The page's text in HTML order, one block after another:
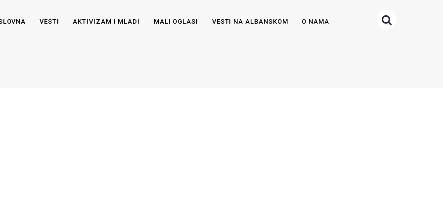
VESTI AKTIVIZAM I MLADI MALI OGLASI VESTI NA ALBANSKOM O NAMA